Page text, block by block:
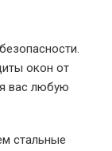
окон от
вас любую
стальные